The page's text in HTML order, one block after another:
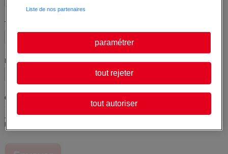
Tél
Email
Consentement
J’accepte que ces informations soient enregistrées conformément à notre
politique de confidentialité.
Liste de nos partenaires
paramétrer
tout rejeter
tout autoriser